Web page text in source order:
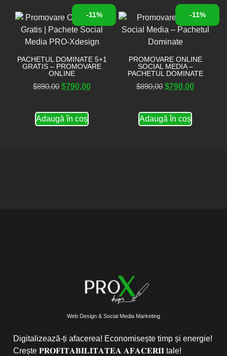
-11%
PACHETUL DOMINATE 5+1
GRATIS – PROMOVARE
ONLINE
$890,00 $790,00
Adaugă în coș
-11%
PROMOVARE ONLINE
SOCIAL MEDIA –
PACHETUL DOMINATE
$890,00 $790,00
Adaugă în coș
Web Design & Social Media Marketing
Digitalizează-ți afacerea! Economisește timp și energie!
Crește 𝐏𝐑𝐎𝐅𝐈𝐓𝐀𝐁𝐈𝐋𝐈𝐓𝐀𝐓𝐄𝐀 𝐀𝐅𝐀𝐂𝐄𝐑𝐈𝐈 tale!